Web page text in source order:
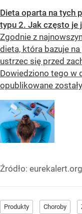
Dieta oparta na tych
typu 2. Jak często je
Zgodnie z
dieta, która bazuje
ustrzec się przed
Dowiedziono tego w
opublikowane
Źródło: eurekalert.org
Produkty Choroby